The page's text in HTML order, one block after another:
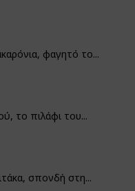
φαγητό το...
το πιλάφι του...
σπονδή στη...